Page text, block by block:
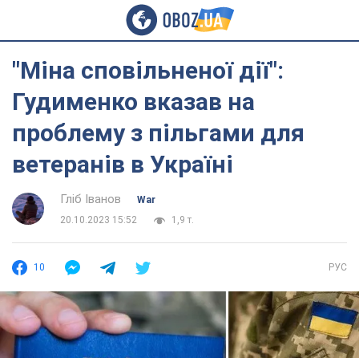
"Міна сповільненої дії":
Гудименко вказав на
проблему з пільгами для
ветеранів в Україні
Гліб Іванов
War
20.10.2023 15:52
1,9 т.
10 РУС